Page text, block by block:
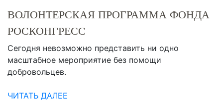
ВОЛОНТЕРСКАЯ ПРОГРАММА ФОНДА
РОСКОНГРЕСС
Сегодня невозможно представить ни одно
масштабное мероприятие без помощи
добровольцев.
ЧИТАТЬ ДАЛЕЕ